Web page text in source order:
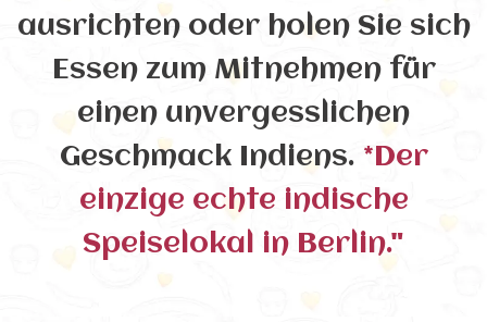
ausrichten oder holen Sie sich
Essen zum Mitnehmen für
einen unvergesslichen
Geschmack Indiens. *Der
einzige echte indische
Speiselokal in Berlin."